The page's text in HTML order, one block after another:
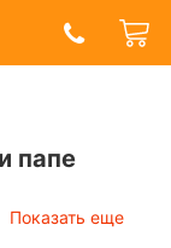
папе
Показать еще